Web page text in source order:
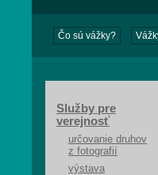
Čo sú vážky?
Služby pre
verejnosť
určovanie druhov
z fotografií
výstava